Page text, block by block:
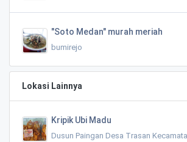
"Soto Medan" murah meriah
bumirejo
Lokasi Lainnya
Kripik Ubi Madu
Dusun Paingan Desa Trasan